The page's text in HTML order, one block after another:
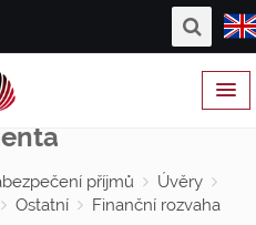
příjmů
Úvěry
Ostatní Finanční rozvaha